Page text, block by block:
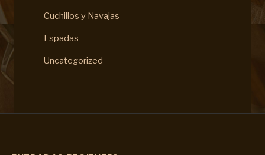
Cuchillos y Navajas
Espadas
Uncategorized